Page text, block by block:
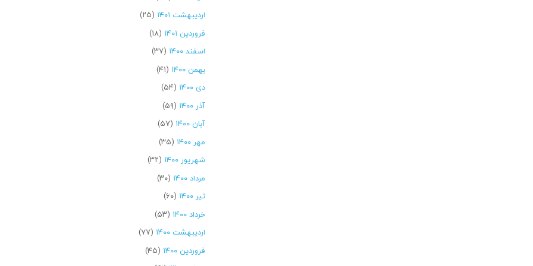
اردیبهشت ۱۴۰۱
(۲۵)
فروردین ۱۴۰۱
(۱۸)
اسفند ۱۴۰۰
(۳۷)
بهمن ۱۴۰۰
(۴۱)
دی ۱۴۰۰
(۵۴)
آذر ۱۴۰۰
(۵۹)
آبان ۱۴۰۰
(۵۷)
مهر ۱۴۰۰
(۳۵)
شهریور ۱۴۰۰
(۳۲)
مرداد ۱۴۰۰
(۳۰)
تیر ۱۴۰۰
(۶۰)
خرداد ۱۴۰۰
(۵۳)
اردیبهشت ۱۴۰۰
(۷۷)
فروردین ۱۴۰۰
(۴۵)